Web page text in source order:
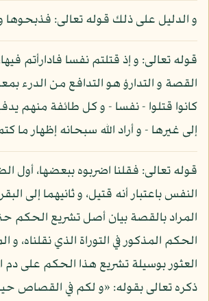
و الدليل على ذلك قوله تعالى: فذبحوها
قوله تعالى: و إذ قتلتم نفسا فادارأتم
القصة و التدارؤ هو التدافع من الدرء
كانوا قتلوا - نفسا - و كل طائفة منهم
إلى غيرها - و أراد الله سبحانه إظهار ما
قوله تعالى: فقلنا اضربوه ببعضها، أول
النفس باعتبار أنه قتيل، و ثانيهما إلى
المراد بالقصة بيان أصل تشريع الحكم
الحكم المذكور في التوراة الذي نقلناه، و
العثور بوسيلة تشريع هذا الحكم على دم